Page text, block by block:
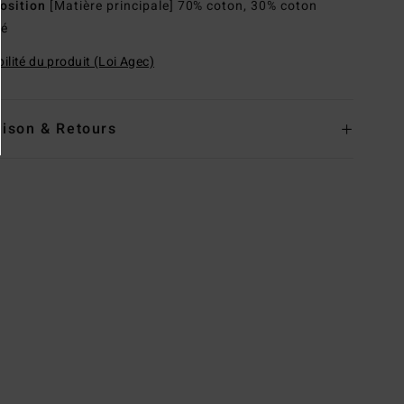
[Matière principale] 70% coton, 30% coton
du produit (Loi Agec)
& Retours